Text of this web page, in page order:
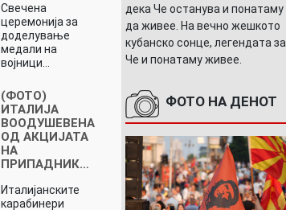
Свечена
церемонија за
доделување
медали на
војници…
(ФОТО)
ИТАЛИЈА
ВООДУШЕВЕНА
ОД АКЦИЈАТА
НА
ПРИПАДНИК…
Италијанските
карабинери
дека Че останува и понатаму
да живее. На вечно жешкото
кубанско сонце, легендата за
Че и понатаму живее.
ФОТО НА ДЕНОТ